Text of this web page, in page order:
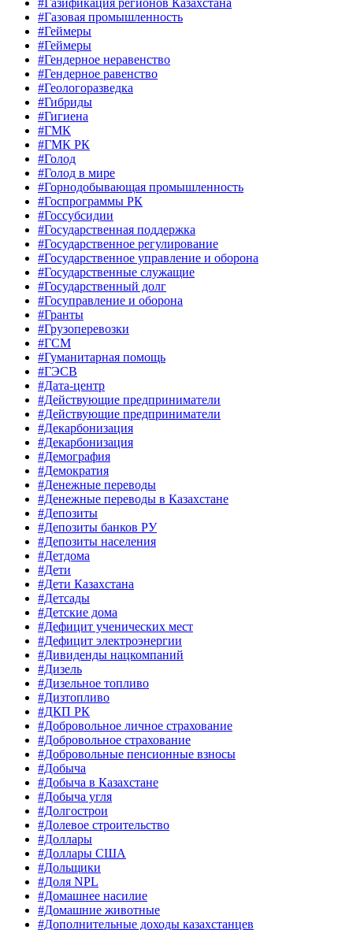
#Газификация регионов Казахстана
#Газовая промышленность
#Геймеры
#Геймеры
#Гендерное неравенство
#Гендерное равенство
#Геологоразведка
#Гибриды
#Гигиена
#ГМК
#ГМК РК
#Голод
#Голод в мире
#Горнодобывающая промышленность
#Госпрограммы РК
#Госсубсидии
#Государственная поддержка
#Государственное регулирование
#Государственное управление и оборона
#Государственные служащие
#Государственный долг
#Госуправление и оборона
#Гранты
#Грузоперевозки
#ГСМ
#Гуманитарная помощь
#ГЭСВ
#Дата-центр
#Действующие предприниматели
#Действующие предприниматели
#Декарбонизация
#Декарбонизация
#Демография
#Демократия
#Денежные переводы
#Денежные переводы в Казахстане
#Депозиты
#Депозиты банков РУ
#Депозиты населения
#Детдома
#Дети
#Дети Казахстана
#Детсады
#Детские дома
#Дефицит ученических мест
#Дефицит электроэнергии
#Дивиденды нацкомпаний
#Дизель
#Дизельное топливо
#Дизтопливо
#ДКП РК
#Добровольное личное страхование
#Добровольное страхование
#Добровольные пенсионные взносы
#Добыча
#Добыча в Казахстане
#Добыча угля
#Долгострои
#Долевое строительство
#Доллары
#Доллары США
#Дольщики
#Доля NPL
#Домашнее насилие
#Домашние животные
#Дополнительные доходы казахстанцев